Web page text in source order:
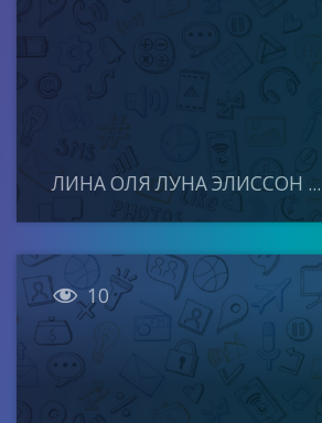
ЛИНА ОЛЯ ЛУНА ЭЛИССОН ...
 10